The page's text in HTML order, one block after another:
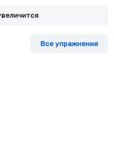
Все упражнения